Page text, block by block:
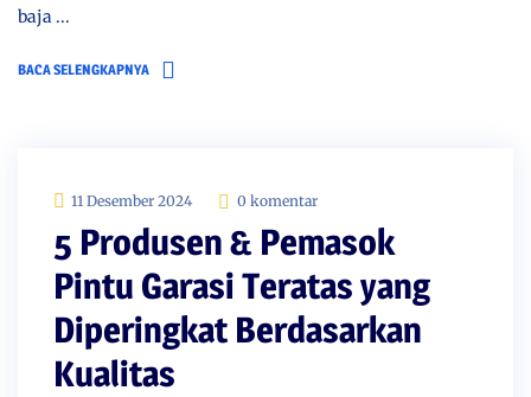
baja ...
BACA SELENGKAPNYA
11 Desember 2024 0 komentar
5 Produsen & Pemasok
Pintu Garasi Teratas yang
Diperingkat Berdasarkan
Kualitas